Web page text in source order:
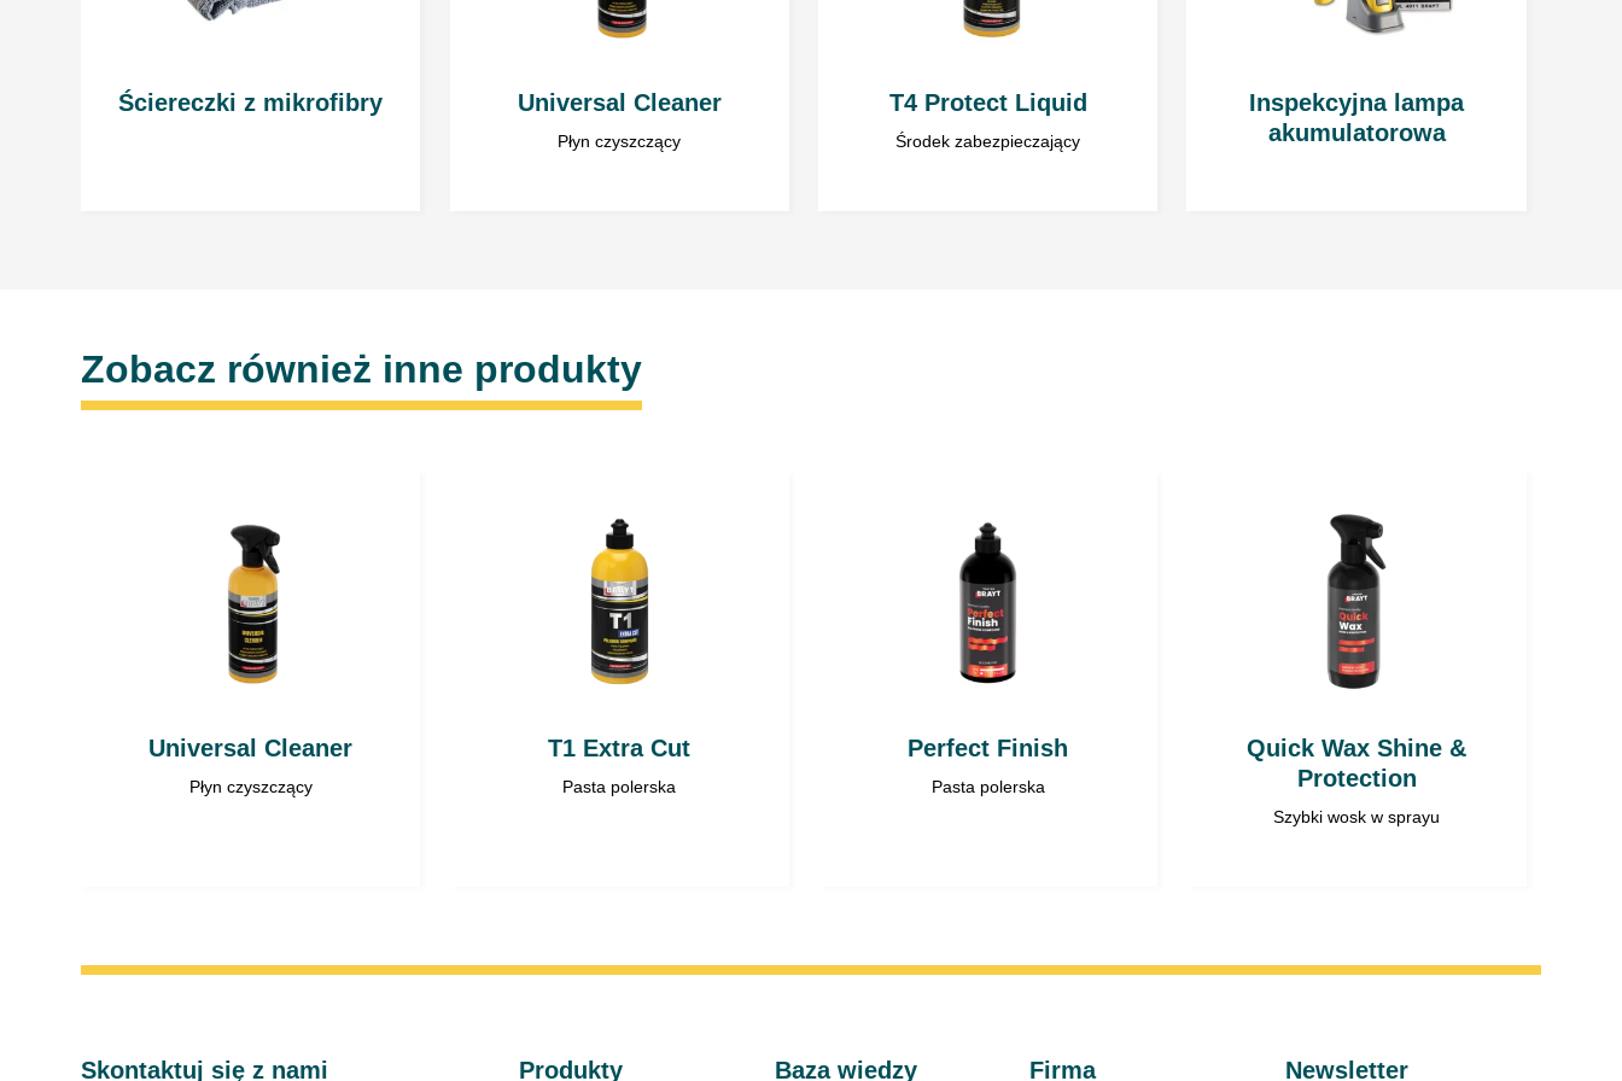
za pomocą ściereczki z mikrofibry.
Ściereczki z mikrofibry Universal Cleaner
Płyn czyszczący
T4 Protect Liquid
Środek zabezpieczający
Inspekcyjna lampa
akumulatorowa
Zobacz również inne produkty
Universal Cleaner
Płyn czyszczący
T1 Extra Cut
Pasta polerska
Perfect Finish
Pasta polerska
Quick Wax Shine &
Protection
Szybki wosk w sprayu
Skontaktuj się z nami Produkty Baza wiedzy Firma Newsletter